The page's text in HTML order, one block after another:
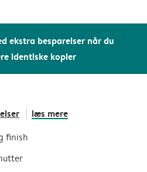
ekstra besparelser når du
identiske kopier
læs mere
finish